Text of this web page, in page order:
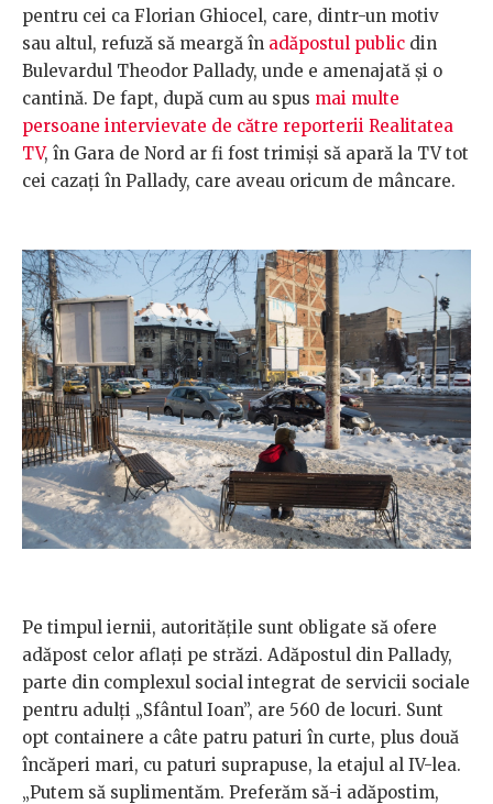
pentru cei ca Florian Ghiocel, care, dintr-un motiv
sau altul, refuză să meargă în adăpostul public din
Bulevardul Theodor Pallady, unde e amenajată și o
cantină. De fapt, după cum au spus mai multe
persoane intervievate de către reporterii Realitatea
TV, în Gara de Nord ar fi fost trimiși să apară la TV tot
cei cazați în Pallady, care aveau oricum de mâncare.
Pe timpul iernii, autoritățile sunt obligate să ofere
adăpost celor aflați pe străzi. Adăpostul din Pallady,
parte din complexul social integrat de servicii sociale
pentru adulți „Sfântul Ioan”, are 560 de locuri. Sunt
opt containere a câte patru paturi în curte, plus două
încăperi mari, cu paturi suprapuse, la etajul al IV-lea.
„Putem să suplimentăm. Preferăm să-i adăpostim,